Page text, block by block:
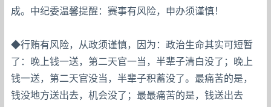
成。中纪委温馨提醒：赛事有风险，申办须谨慎！
◆行贿有风险，从政须谨慎，因为：政治生命其实可短暂
了：晚上钱一送，第二天官一当，半辈子清白没了；晚上
钱一送，第二天官没当，半辈子积蓄没了。最痛苦的是，
钱没地方送出去，机会没了；最最痛苦的是，钱送出去